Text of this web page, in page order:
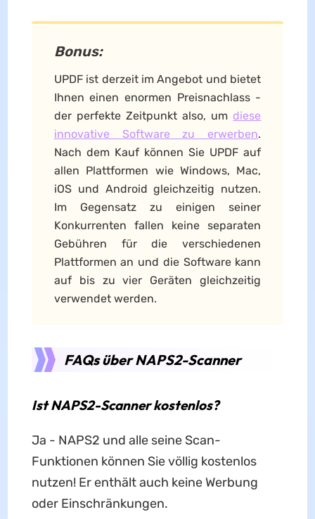
Bonus:
UPDF ist derzeit im Angebot und bietet
Ihnen einen enormen Preisnachlass -
der perfekte Zeitpunkt also, um diese
innovative Software zu erwerben.
Nach dem Kauf können Sie UPDF auf
allen Plattformen wie Windows, Mac,
iOS und Android gleichzeitig nutzen.
Im Gegensatz zu einigen seiner
Konkurrenten fallen keine separaten
Gebühren für die verschiedenen
Plattformen an und die Software kann
auf bis zu vier Geräten gleichzeitig
verwendet werden.
FAQs über NAPS2-Scanner
Ist NAPS2-Scanner kostenlos?
Ja - NAPS2 und alle seine Scan-
Funktionen können Sie völlig kostenlos
nutzen! Er enthält auch keine Werbung
oder Einschränkungen.